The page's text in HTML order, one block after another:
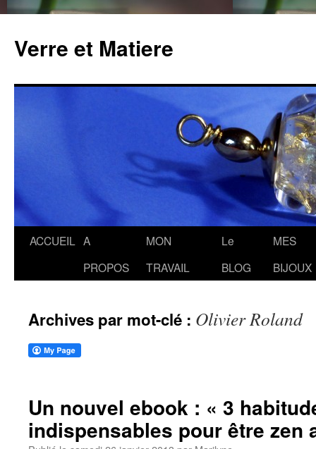
Verre et Matiere
Aller
ACCUEIL A
PROPOS
MON
TRAVAIL
Le
BLOG
MES
BIJOUX
Archives par mot-clé : Olivier Roland
Un nouvel ebook : « 3
indispensables pour être zen